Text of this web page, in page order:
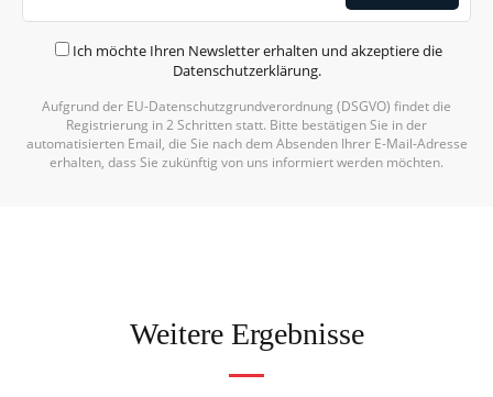
Ich möchte Ihren Newsletter erhalten und akzeptiere die
Datenschutzerklärung.
Alternative:
Aufgrund der EU-Datenschutzgrundverordnung (DSGVO) findet die
Registrierung in 2 Schritten statt. Bitte bestätigen Sie in der
automatisierten Email, die Sie nach dem Absenden Ihrer E-Mail-Adresse
erhalten, dass Sie zukünftig von uns informiert werden möchten.
Weitere Ergebnisse